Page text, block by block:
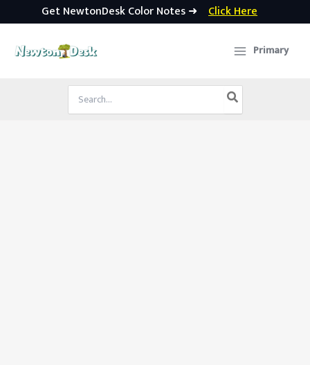
Get NewtonDesk Color Notes ➜ Click Here
Primary
Search
for: